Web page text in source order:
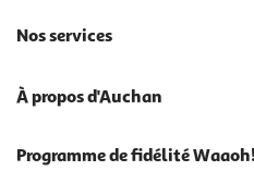
Nos services
À propos d'Auchan
Programme de fidélité Waaoh!